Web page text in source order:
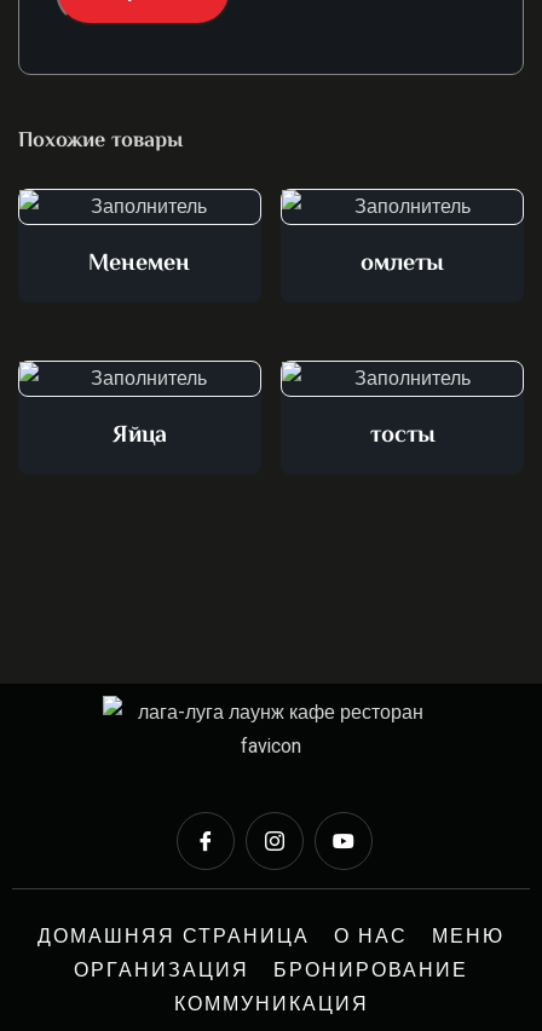
Похожие товары
Менемен омлеты
Яйца тосты
ДОМАШНЯЯ СТРАНИЦА О НАС
МЕНЮ
ОРГАНИЗАЦИЯ
БРОНИРОВАНИЕ
КОММУНИКАЦИЯ